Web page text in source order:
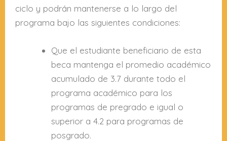
ciclo y podrán mantenerse a lo largo del
programa bajo las siguientes condiciones:
Que el estudiante beneficiario de esta
beca mantenga el promedio académico
acumulado de 3.7 durante todo el
programa académico para los
programas de pregrado e igual o
superior a 4.2 para programas de
posgrado.